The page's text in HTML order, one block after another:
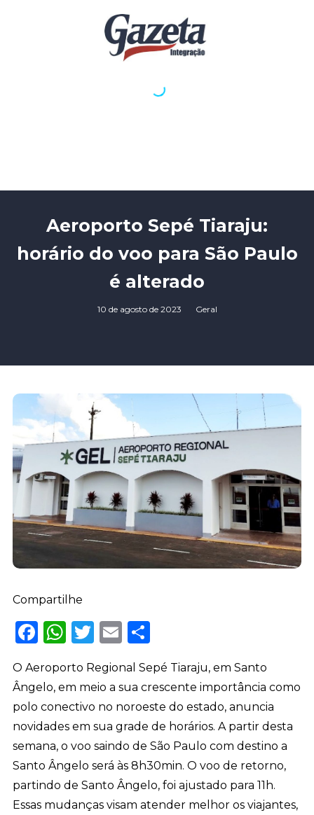
Aeroporto Sepé Tiaraju:
horário do voo para São Paulo
é alterado
10 de agosto de 2023 Geral
Compartilhe
Facebook
WhatsApp
Twitter
EmailShare
O Aeroporto Regional Sepé Tiaraju, em Santo
Ângelo, em meio a sua crescente importância como
polo conectivo no noroeste do estado, anuncia
novidades em sua grade de horários. A partir desta
semana, o voo saindo de São Paulo com destino a
Santo Ângelo será às 8h30min. O voo de retorno,
partindo de Santo Ângelo, foi ajustado para 11h.
Essas mudanças visam atender melhor os viajantes,